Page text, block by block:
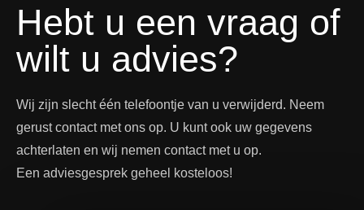
Hebt u een vraag of
wilt u advies?
Wij zijn slecht één telefoontje van u verwijderd. Neem
gerust contact met ons op. U kunt ook uw gegevens
achterlaten en wij nemen contact met u op.
Een adviesgesprek geheel kosteloos!